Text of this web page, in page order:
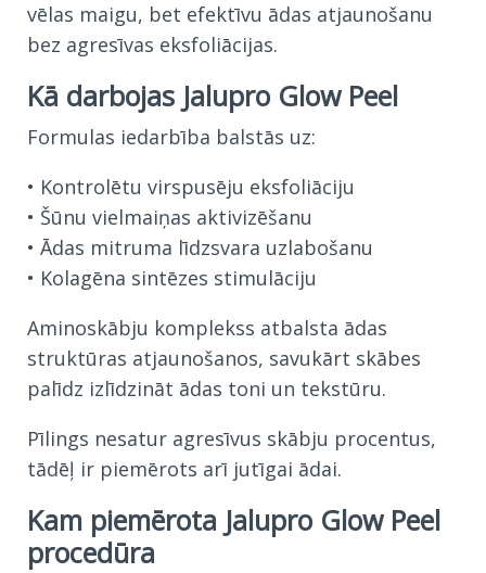
vēlas maigu, bet efektīvu ādas atjaunošanu
bez agresīvas eksfoliācijas.
Kā darbojas Jalupro Glow Peel
Formulas iedarbība balstās uz:
• Kontrolētu virspusēju eksfoliāciju
• Šūnu vielmaiņas aktivizēšanu
• Ādas mitruma līdzsvara uzlabošanu
• Kolagēna sintēzes stimulāciju
Aminoskābju komplekss atbalsta ādas
struktūras atjaunošanos, savukārt skābes
palīdz izlīdzināt ādas toni un tekstūru.
Pīlings nesatur agresīvus skābju procentus,
tādēļ ir piemērots arī jutīgai ādai.
Kam piemērota Jalupro Glow Peel
procedūra